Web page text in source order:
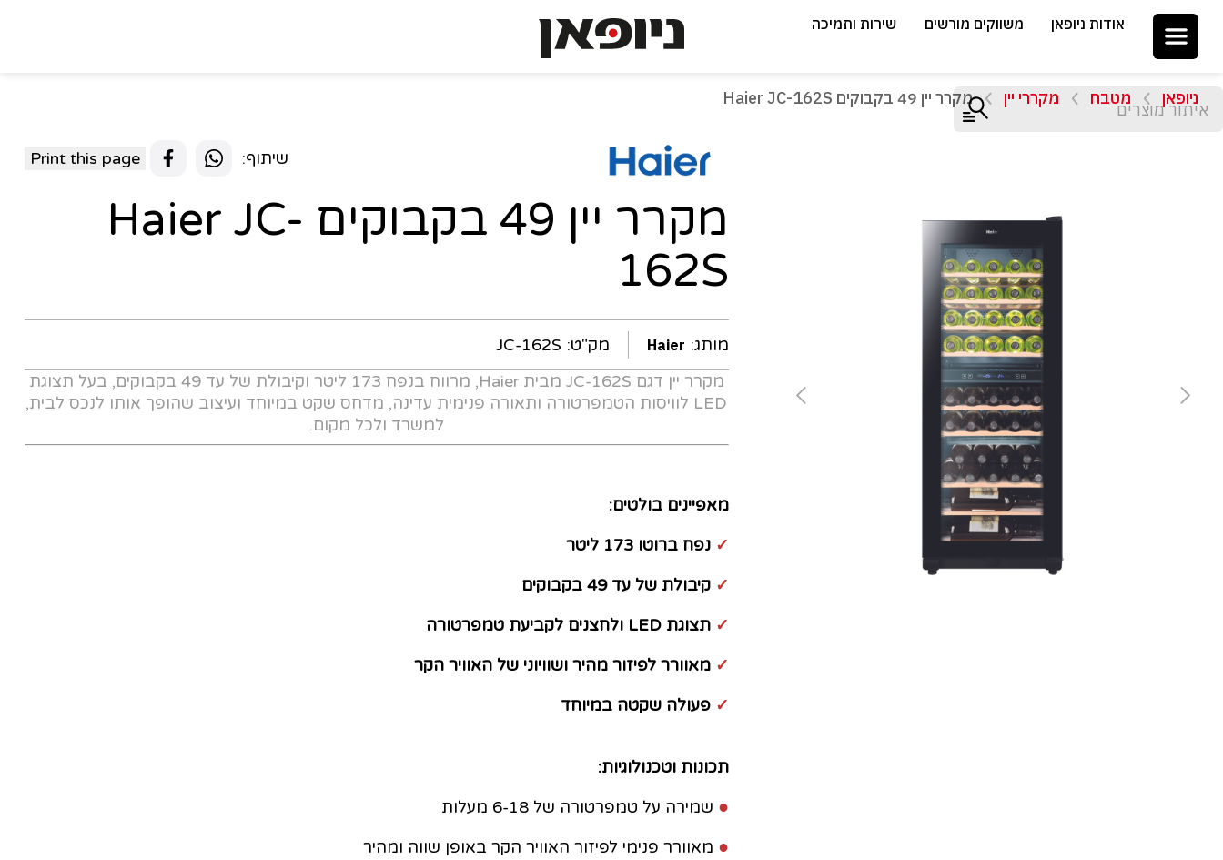
אודות ניופאן משווקים מורשים שירות ותמיכה
ניופאן מטבח מקררי יין מקרר יין 49 בקבוקים Haier JC-162S
שיתוף: Print this page
מקרר יין 49 בקבוקים Haier JC-
162S
מותג: Haier מק"ט: JC-162S
מקרר יין דגם JC-162S מבית Haier, מרווח בנפח 173 ליטר וקיבולת של עד 49 בקבוקים, בעל תצוגת
LED לוויסות הטמפרטורה ותאורה פנימית עדינה, מדחס שקט במיוחד ועיצוב שהופך אותו לנכס לבית,
למשרד ולכל מקום.
מאפיינים בולטים:
✓ נפח ברוטו 173 ליטר
✓ קיבולת של עד 49 בקבוקים
✓ תצוגת LED ולחצנים לקביעת טמפרטורה
✓ מאוורר לפיזור מהיר ושוויוני של האוויר הקר
✓ פעולה שקטה במיוחד
תכונות וטכנולוגיות:
● שמירה על טמפרטורה של 6-18 מעלות
● מאוורר פנימי לפיזור האוויר הקר באופן שווה ומהיר